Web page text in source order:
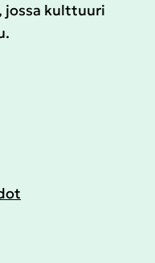
jossa kulttuuri